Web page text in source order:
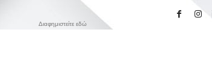
Διαφημιστείτε εδώ